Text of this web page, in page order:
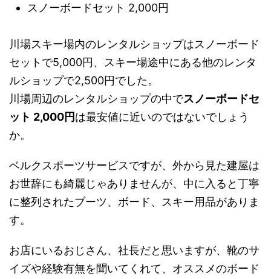
スノーボードセット 2,000円
川場スキー場内のレンタルショップはスノーボード
セットで5,000円、スキー場途中にある他のレンタ
ルショップで2,500円でした。
川場周辺のレンタルショップの中でスノーボードセ
ット 2,000円は最安値に近いのではないでしょう
か。
ベルクスポーツサービスですが、外から見た建屋は
お世辞にも綺麗じゃありませんが、中に入ると丁寧
に整列されたブーツ、ボード、スキー用品がありま
す。
お店にいるおじさん、社長だと思いますが、靴のサ
イズや経験有無を聞いてくれて、オススメのボード